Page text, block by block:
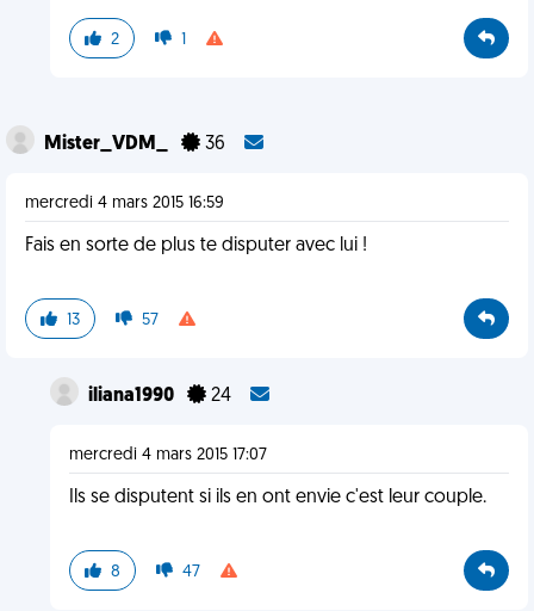
2 1
Mister_VDM_ 36
mercredi 4 mars 2015 16:59
Fais en sorte de plus te disputer avec lui !
13 57
iliana1990 24
mercredi 4 mars 2015 17:07
Ils se disputent si ils en ont envie c'est leur couple.
8 47